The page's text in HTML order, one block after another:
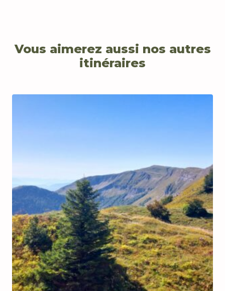
Vous aimerez aussi nos autres
itinéraires